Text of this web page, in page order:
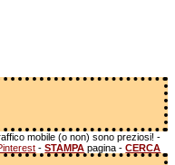
mobile (o non) sono preziosi! -
-STAMPA pagina -CERCA